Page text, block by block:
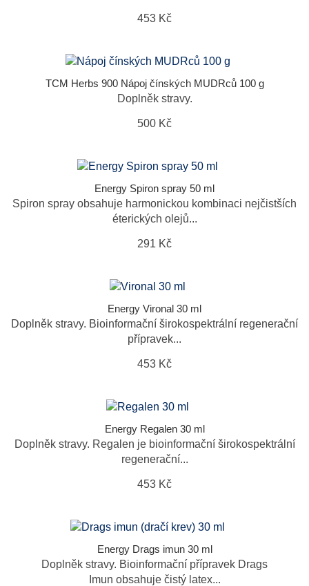
453 Kč
TCM Herbs 900 Nápoj čínských MUDRců 100 g
Doplněk stravy.
500 Kč
Energy Spiron spray 50 ml
Spiron spray obsahuje harmonickou kombinaci nejčistších
éterických olejů...
291 Kč
Energy Vironal 30 ml
Doplněk stravy. Bioinformační širokospektrální regenerační
přípravek...
453 Kč
Energy Regalen 30 ml
Doplněk stravy. Regalen je bioinformační širokospektrální
regenerační...
453 Kč
Energy Drags imun 30 ml
Doplněk stravy. Bioinformační přípravek Drags
Imun obsahuje čistý latex...